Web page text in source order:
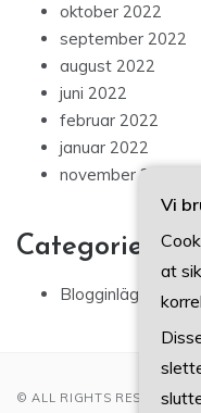
oktober 2022
september 2022
august 2022
juni 2022
februar 2022
januar 2022
november 2021
Categories
Blogginlägg
© ALL RIGHTS RESERVED
Vi
at